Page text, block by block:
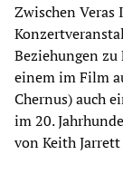
Zwischen
Beziehungen
einem im Film
Chernus) auch
im 20.
von Keith